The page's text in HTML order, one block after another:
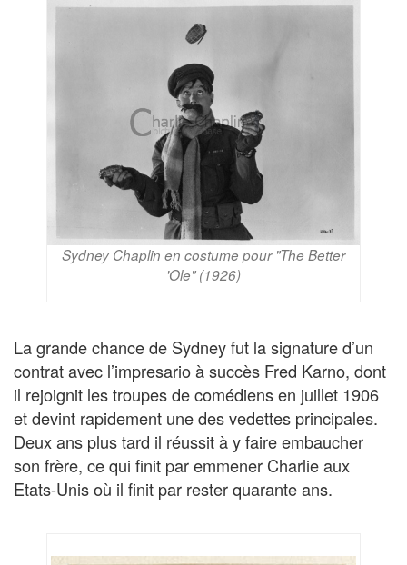
Sydney Chaplin en costume pour "The Better
'Ole" (1926)
La grande chance de Sydney fut la signature d’un
contrat avec l’impresario à succès Fred Karno, dont
il rejoignit les troupes de comédiens en juillet 1906
et devint rapidement une des vedettes principales.
Deux ans plus tard il réussit à y faire embaucher
son frère, ce qui finit par emmener Charlie aux
Etats-Unis où il finit par rester quarante ans.